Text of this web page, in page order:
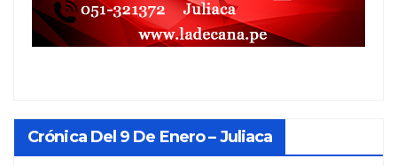
Crónica Del 9 De Enero – Juliaca